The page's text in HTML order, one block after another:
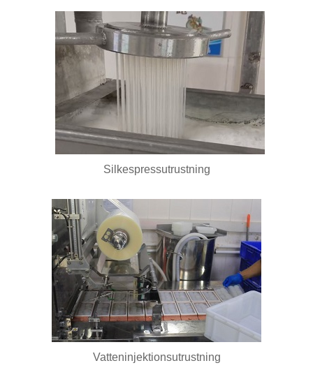
Silkespressutrustning
Vatteninjektionsutrustning